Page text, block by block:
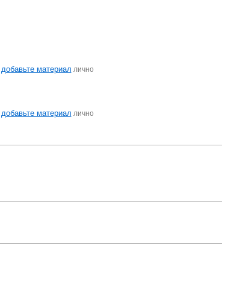
добавьте материал лично
добавьте материал лично